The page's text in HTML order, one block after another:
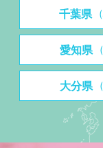
千葉県
愛知県
大分県